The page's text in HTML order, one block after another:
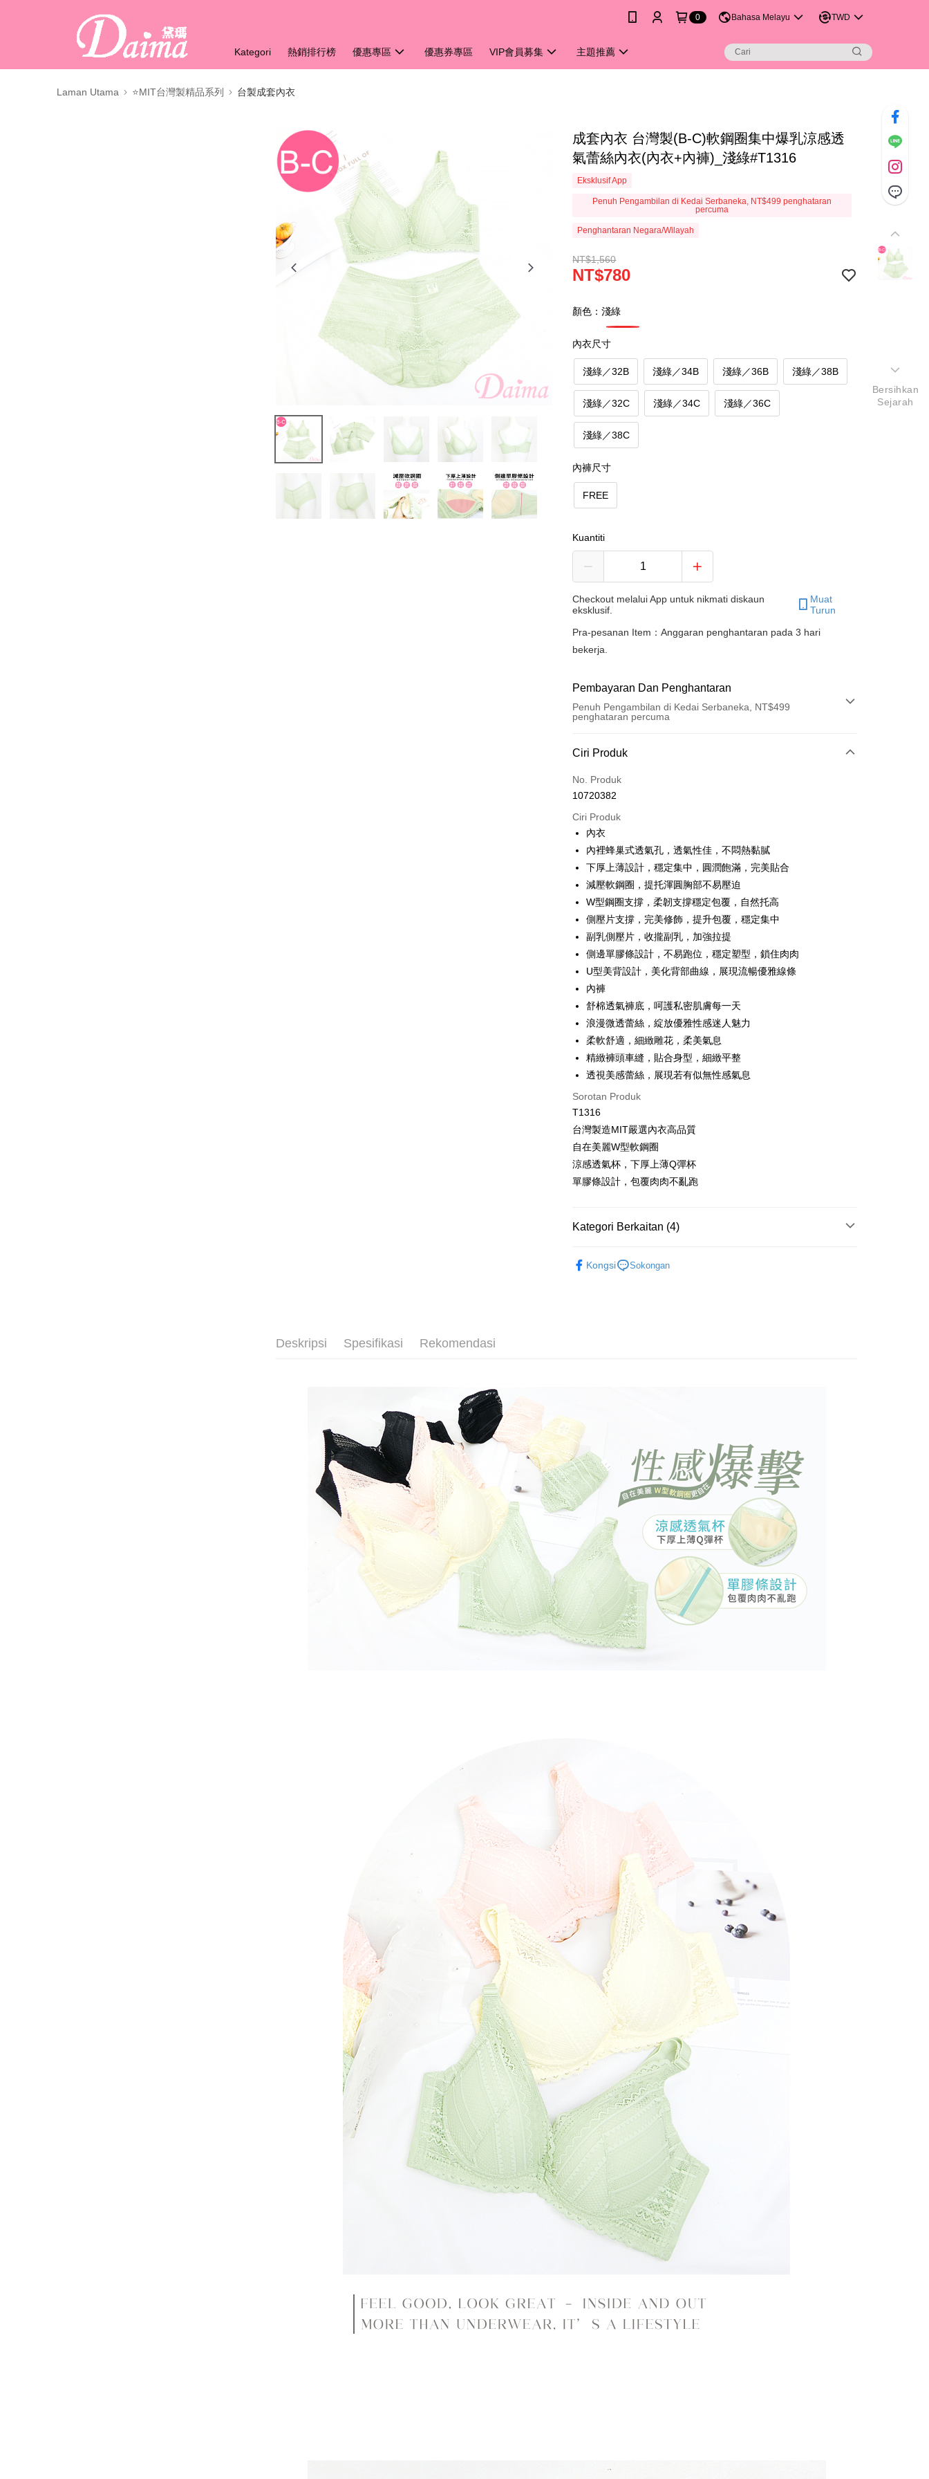
0 Bahasa Melayu TWD
Kategori 熱銷排行榜 優惠專區 優惠券專區 VIP會員募集 主題推薦
Laman Utama ⭐MIT台灣製精品系列 台製成套內衣
成套內衣 台灣製(B-C)軟鋼圈集中爆乳涼感透
氣蕾絲內衣(內衣+內褲)_淺綠#T1316
Eksklusif App
Penuh Pengambilan di Kedai Serbaneka, NT$499 penghataran
percuma
Penghantaran Negara/Wilayah
NT$1,560
NT$780
顏色：淺綠
內衣尺寸
淺綠／32B 淺綠／34B 淺綠／36B 淺綠／38B
淺綠／32C 淺綠／34C 淺綠／36C
淺綠／38C
內褲尺寸
FREE
Kuantiti
Checkout melalui App untuk nikmati diskaun
eksklusif.
Muat
Turun
Pra-pesanan Item：Anggaran penghantaran pada 3 hari
bekerja.
Pembayaran Dan Penghantaran
Penuh Pengambilan di Kedai Serbaneka, NT$499
penghataran percuma
Kaedah Pembayaran
Kad Kredit (Bayaran Penuh)
Pengambilan di Kedai Serbaneka
LINE Pay
Apple Pay
Easy Wallet
OP Pay Later
Deskripsi
[Terma Penggunaan untuk OP Pay Later]
Perkhidmatan ini disediakan oleh Taiwan Mobile dan tersedia untuk
pengguna Taiwan Mobile tanpa memerlukan permohonan tambahan.
Jika anda memilih OP Pay Later sebagai kaedah pembayaran, sistem
akan mengarahkan anda secara automatik ke proses transaksi OP Pay
Later selepas pesanan dibuat. Anda perlu mengesahkan nombor telefon
mudah alih anda, memilih bilangan ansuran, dan menetapkan tarikh
akhir pembayaran. Transaksi akan dianggap selesai setelah
pembayaran disahkan.
Had kredit yang diluluskan, tempoh ansuran yang tersedia, dan yuran
yang dikenakan adalah tertakluk kepada maklumat yang dinyatakan
pada halaman pengesahan transaksi seterusnya.
Jika transaksi tidak disahkan dalam masa 30 minit selepas pesanan
peringkat "semakan manual", ini bermakna kriteria pemarkahan sistem
tidak dipenuhi; butiran penilaian khusus tidak akan didedahkan.
[Arahan Pembayaran]
Perkhidmatan ini disediakan oleh Taiwan Mobile Co., Ltd. (“Syarikat”),
yang membolehkan pelanggan membeli barangan atau perkhidmatan
melalui perkhidmatan ini pada masa transaksi. Hasil daripada
pembelian atau pembayaran ansuran akan dipindahkan oleh peniaga
kepada Syarikat, dan pelanggan hendaklah membuat pembayaran
mengikut perjanjian menggunakan sistem bil Syarikat.
Untuk memenuhi hubungan kontrak yang terjalin melalui persetujuan
penggunaan OP Pay Later, peniaga akan memberikan maklumat
peribadi anda (termasuk nama, nombor telefon, atau alamat) kepada
Syarikat bagi tujuan pengumpulan, pemprosesan dan penggunaan data
yang diperlukan untuk pengebilan ansuran, termasuk pengesahan,
pengesahan semula dan pembetulan.
Untuk terma perkhidmatan penuh, sila rujuk pautan berikut:
https://oppay.tw/userRule" target="_blank" class="link revert-
style">https://oppay.tw/userRule
【Panduan Penggunaan Pembayaran Ansuran Gogo】
4. Dalam masa 30 minit selepas pesanan ditubuhkan, jika tidak pergi
untuk mengesahkan transaksi atau jika tidak lulus semakan, pesanan
akan dibatalkan secara automatik. Jika terdapat situasi "pindah untuk
semakan khusus" yang tidak lulus, ini menunjukkan bahawa sistem
penilaian tidak mencukupi, tiada penjelasan mengenai kandungan
penilaian boleh diberikan.
【Penerangan Kaedah Pembayaran】
1. Pembayaran ansuran tidak digabungkan dalam bil telekomunikasi,
"Pembayaran Ansuran Gogo" akan menghantar SMS peringatan
pembayaran selepas tarikh penyelesaian bulanan.
2. Melalui pautan SMS untuk membuka bil, anda boleh memilih untuk
membayar melalui "Kod bar kedai serbaneka / Kedai rasmi Taiwan
Mobile / Pemindahan bank / Pembayaran J街口 / iPASS MONEY" dan
saluran lain.
【Nota Penting】
1. Perkhidmatan ini disediakan oleh "Taiwan Mobile Co., Ltd." untuk
membolehkan pengguna membeli produk atau perkhidmatan melalui
perkhidmatan ini semasa transaksi, dan kedai akan menyerahkan hak
tuntutan harga jual/beli ansuran kepada syarikat ini untuk membayar bil
menggunakan bil syarikat ini.
2. Berdasarkan tujuan kontrak persetujuan pembayaran menggunakan
"Pembayaran Ansuran Gogo", kedai akan memberikan maklumat
peribadi anda (termasuk nama, telefon atau alamat) kepada Taiwan
Mobile untuk pengumpulan, pemprosesan dan penggunaan, untuk
pengesahan, semakan dan pembetulan data yang diperlukan untuk bil
ansuran oleh Taiwan Mobile.
3. Sila baca syarat perkhidmatan pengguna secara lengkap melalui
pautan berikut: https://oppay.tw/userRule
AFTEE
Deskripsi
Pertama, Mengenai Perkhidmatan AFTEE Beli Sekarang Bayar
Kemudian
pengesahan AFTEE akan muncul.
2. Anda boleh meneruskan pembayaran selepas pengesahan SMS.
dihantar ke alamat yang ditetapkan.
4. Setelah pesanan disahkan, anda akan menerima SMS pembayaran
manakala ahli aplikasi akan menerima pemberitahuan tolak aplikasi
AFTEE.
5. Tiada bayaran diperlukan apabila anda menerima produk. Sila buat
pembayaran di empat kedai serbaneka utama, ATM atau perbankan
aplikasi AFTEE.
bagaimanapun, bagi mereka yang telah memuat turun Aplikasi AFTEE
dan mendaftar sebagai ahli AFTEE boleh menikmati tempoh
Tempoh pembayaran dikira dari masa kedai meminta pembayaran anda,
NT$10,000. Amaun diperakui sebenar yang diluluskan akan
berdasarkan keputusan pensijilan dan semakan oleh AFTEE.
2. Amaun perbelanjaan minimum mestilah lebih besar daripada NT$20.
3. Pada masa ini hanya tersedia untuk ahli Taiwan.
Ketiga, Syarat Perkhidmatan
Perkhidmatan AFTEE Beli Sekarang Bayar Kemudian disediakan oleh
NP Taiwan, Inc. dan AFTEE akan membuat bil kepada pengguna. AFTEE
akan menggunakan data peribadi yang dikumpul (termasuk nama
pembeli, no. telefon, nama penerima, no. telefon, alamat penerima)
untuk penggunaan perkhidmatan. Sila rujuk kepada "Penyata
Pengumpulan Data Peribadi, Pemprosesan, Penggunaan"
(https://aftee.tw/privacypolicy/
) untuk maklumat lanjut.
Jumlah yang diperakui untuk pengguna kali pertama yang lulus
kelulusan boleh sehingga NT$10,000. Jika pengguna tidak membuat
pembayaran dalam tempoh tersebut, yuran pembayaran lewat sebanyak
20% setahun akan dikenakan. Pengguna bawah umur dikehendaki
mendapatkan kebenaran daripada ibu bapa atau penjaga yang sah
Hami Point
「Hami Point」為中華電信所提供之點數服務，可於會員專區綁定中華電
信會員帳號後，即可在購物車使用 Hami Point 折抵消費金額 (1點等於1
Pemindahan ATM
Tunai semasa Penghantaran
Pilihan Penghantaran
全家取貨付款
NT$80/pesanan | Penghantaran percuma untuk pesanan
付款後全家取貨
NT$499 atau lebih
NT$80/pesanan | Penghantaran percuma untuk pesanan
NT$799 atau lebih
付款後7-11取貨
NT$80/pesanan | Penghantaran percuma untuk pesanan
NT$799 atau lebih
7-11取貨(快速到店)
NT$90/pesanan
宅配/離島不配送
NT$80/pesanan | Penghantaran percuma untuk pesanan
NT$890 atau lebih
黑貓貨到付款
Ciri Produk
No. Produk
10720382
Ciri Produk
內衣
內裡蜂巢式透氣孔，透氣性佳，不悶熱黏膩
下厚上薄設計，穩定集中，圓潤飽滿，完美貼合
減壓軟鋼圈，提托渾圓胸部不易壓迫
W型鋼圈支撐，柔韌支撐穩定包覆，自然托高
側壓片支撐，完美修飾，提升包覆，穩定集中
副乳側壓片，收攏副乳，加強拉提
側邊單膠條設計，不易跑位，穩定塑型，鎖住肉肉
U型美背設計，美化背部曲線，展現流暢優雅線條
內褲
舒棉透氣褲底，呵護私密肌膚每一天
浪漫微透蕾絲，綻放優雅性感迷人魅力
柔軟舒適，細緻雕花，柔美氣息
精緻褲頭車縫，貼合身型，細緻平整
透視美感蕾絲，展現若有似無性感氣息
Sorotan Produk
T1316
台灣製造MIT嚴選內衣高品質
自在美麗W型軟鋼圈
涼感透氣杯，下厚上薄Q彈杯
單膠條設計，包覆肉肉不亂跑
Kategori Berkaitan (4)
Kongsi Sokongan
Deskripsi Spesifikasi Rekomendasi
Bersihkan
Sejarah